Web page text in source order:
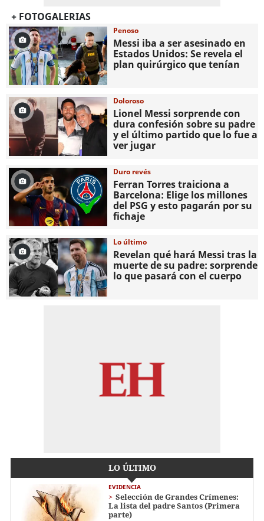
+ FOTOGALERIAS
Penoso
Messi iba a ser asesinado en
Estados Unidos: Se revela el
plan quirúrgico que tenían
Doloroso
Lionel Messi sorprende con
dura confesión sobre su padre
y el último partido que lo fue a
ver jugar
Duro revés
Ferran Torres traiciona a
Barcelona: Elige los millones
del PSG y esto pagarán por su
fichaje
Lo último
Revelan qué hará Messi tras la
muerte de su padre: sorprende
lo que pasará con el cuerpo
LO ÚLTIMO
EVIDENCIA
Selección de Grandes Crímenes:
La lista del padre Santos (Primera
parte)